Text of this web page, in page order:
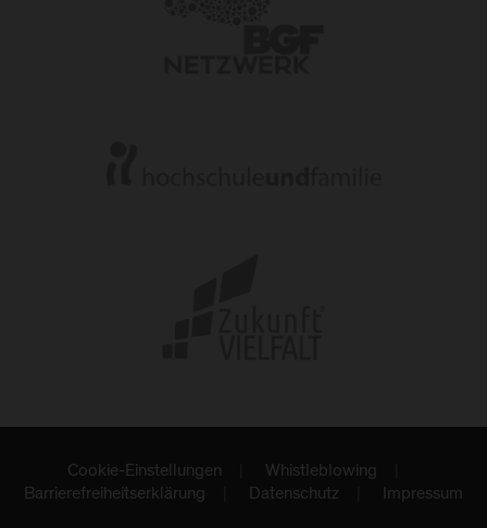
Cookie-Einstellungen
Whistleblowing
Barrierefreiheitserklärung
Datenschutz Impressum